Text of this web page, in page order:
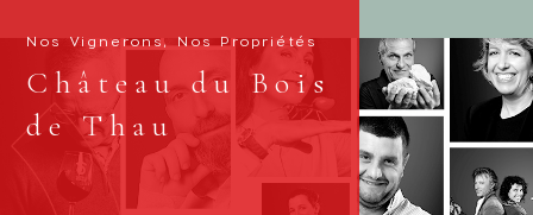
Nos Vignerons, Nos Propriétés
Château du Bois
de Thau